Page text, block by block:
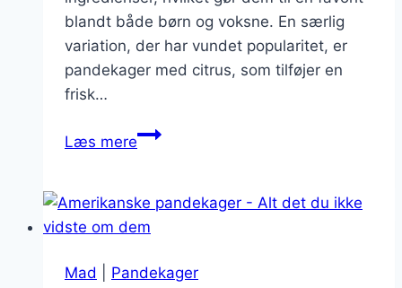
blandt både børn og voksne. En særlig
variation, der har vundet popularitet, er
pandekager med citrus, som tilføjer en
frisk…
Læs merePandekager
med
citrus
Mad Pandekager